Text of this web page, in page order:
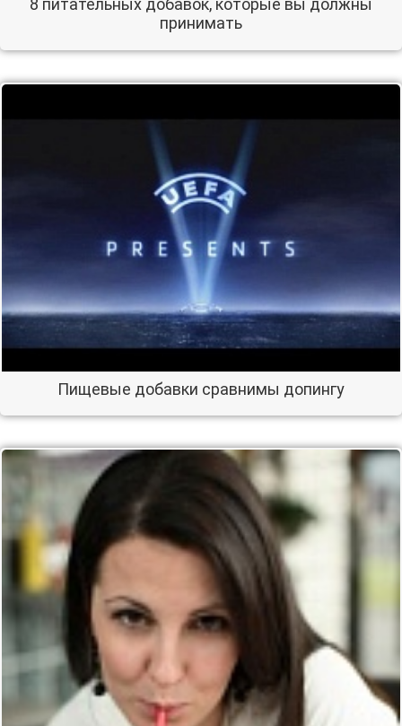
8 питательных добавок, которые вы должны
принимать
Пищевые добавки сравнимы допингу